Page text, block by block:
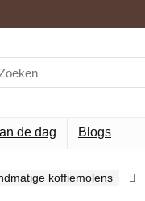
de dag Blogs
koffiemolens